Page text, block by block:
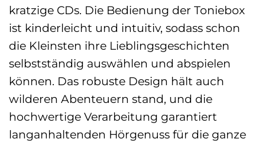
kratzige CDs. Die Bedienung der Toniebox
ist kinderleicht und intuitiv, sodass schon
die Kleinsten ihre Lieblingsgeschichten
selbstständig auswählen und abspielen
können. Das robuste Design hält auch
wilderen Abenteuern stand, und die
hochwertige Verarbeitung garantiert
langanhaltenden Hörgenuss für die ganze